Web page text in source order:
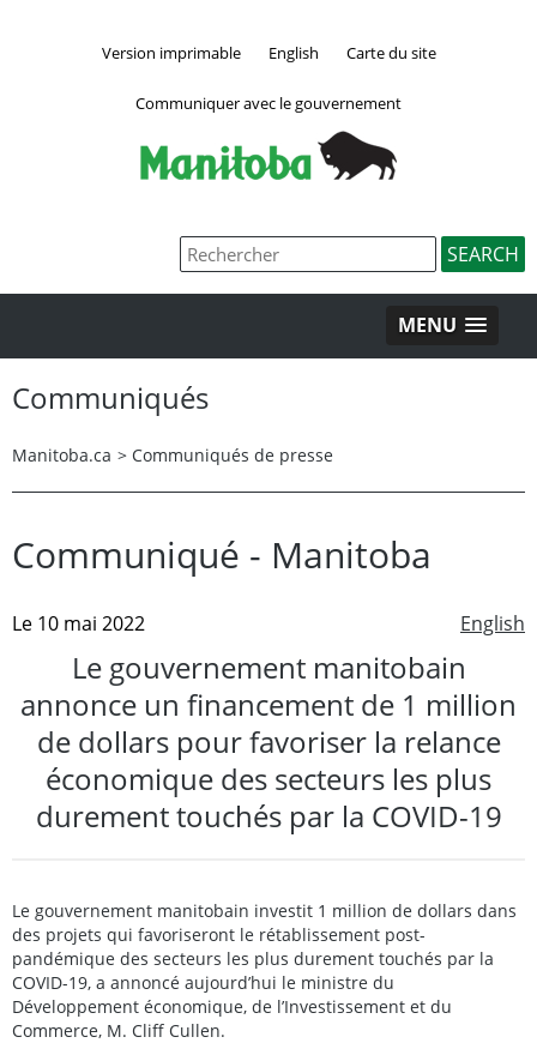
Version imprimable English Carte du site
Communiquer avec le gouvernement
MENU
Communiqués
Manitoba.ca > Communiqués de presse
Communiqué - Manitoba
English
Le 10 mai 2022
Le gouvernement manitobain
annonce un financement de 1 million
de dollars pour favoriser la relance
économique des secteurs les plus
durement touchés par la COVID-19
Le gouvernement manitobain investit 1 million de dollars dans
des projets qui favoriseront le rétablissement post-
pandémique des secteurs les plus durement touchés par la
COVID-19, a annoncé aujourd’hui le ministre du
Développement économique, de l’Investissement et du
Commerce, M. Cliff Cullen.